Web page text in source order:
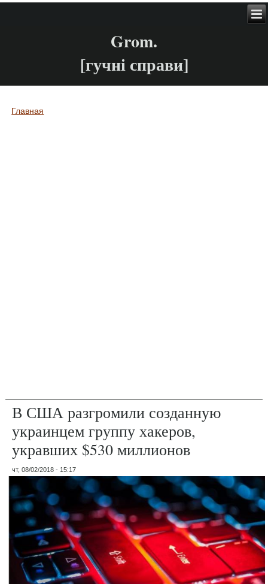
Grom.
[гучні справи]
Вы здесь
Главная
В США разгромили созданную
украинцем группу хакеров,
укравших $530 миллионов
чт, 08/02/2018 - 15:17